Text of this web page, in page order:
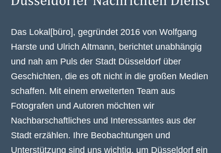
Das Lokal[büro], gegründet 2016 von Wolfgang
Harste und Ulrich Altmann, berichtet unabhängig
und nah am Puls der Stadt Düsseldorf über
Geschichten, die es oft nicht in die großen Medien
schaffen. Mit einem erweiterten Team aus
Fotografen und Autoren möchten wir
Nachbarschaftliches und Interessantes aus der
Stadt erzählen. Ihre Beobachtungen und
Unterstützung sind uns wichtig, um Düsseldorf ein